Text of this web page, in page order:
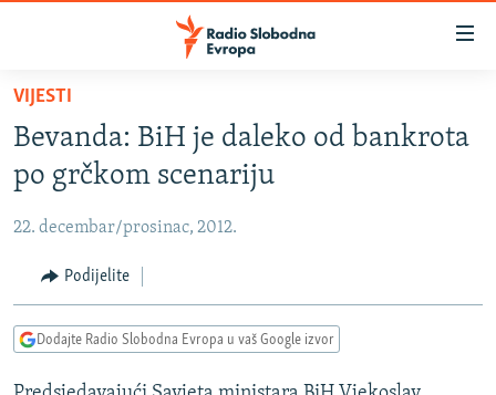
Pređite
glavni
sadržaj
Pređite
na
navigaciju
Pređite
na
BOSNA I HERCEGOVINA
SRBIJA
KOSOVO
CRNA GORA
VIDEO
PODCASTI
VIJESTI
Bevanda: BiH je daleko od bankrota
po grčkom scenariju
22. decembar/prosinac, 2012.
Podijelite
Dodajte Radio Slobodna Evropa u vaš Google izvor